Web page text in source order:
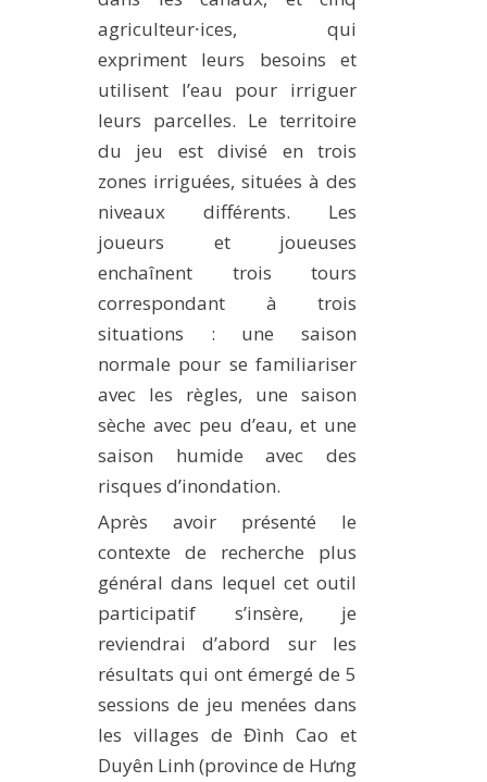
agriculteur⸱ices, qui
expriment leurs besoins et
utilisent l’eau pour irriguer
leurs parcelles. Le territoire
du jeu est divisé en trois
zones irriguées, situées à des
niveaux différents. Les
joueurs et joueuses
enchaînent trois tours
correspondant à trois
situations : une saison
normale pour se familiariser
avec les règles, une saison
sèche avec peu d’eau, et une
saison humide avec des
risques d’inondation.
Après avoir présenté le
contexte de recherche plus
général dans lequel cet outil
participatif s’insère, je
reviendrai d’abord sur les
résultats qui ont émergé de 5
sessions de jeu menées dans
les villages de Đình Cao et
Duyên Linh (province de Hưng